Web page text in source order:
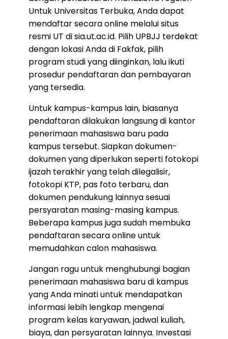
Untuk Universitas Terbuka, Anda dapat
mendaftar secara online melalui situs
resmi UT di sia.ut.ac.id. Pilih UPBJJ terdekat
dengan lokasi Anda di Fakfak, pilih
program studi yang diinginkan, lalu ikuti
prosedur pendaftaran dan pembayaran
yang tersedia.
Untuk kampus-kampus lain, biasanya
pendaftaran dilakukan langsung di kantor
penerimaan mahasiswa baru pada
kampus tersebut. Siapkan dokumen-
dokumen yang diperlukan seperti fotokopi
ijazah terakhir yang telah dilegalisir,
fotokopi KTP, pas foto terbaru, dan
dokumen pendukung lainnya sesuai
persyaratan masing-masing kampus.
Beberapa kampus juga sudah membuka
pendaftaran secara online untuk
memudahkan calon mahasiswa.
Jangan ragu untuk menghubungi bagian
penerimaan mahasiswa baru di kampus
yang Anda minati untuk mendapatkan
informasi lebih lengkap mengenai
program kelas karyawan, jadwal kuliah,
biaya, dan persyaratan lainnya. Investasi